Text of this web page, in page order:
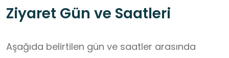
Ziyaret Gün ve Saatleri
Aşağıda belirtilen gün ve saatler arasında